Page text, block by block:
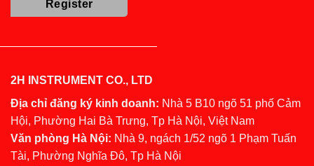
2H INSTRUMENT CO., LTD
Địa chỉ đăng ký kinh doanh: Nhà 5 B10 ngõ 51 phố Cảm
Hội, Phường Hai Bà Trưng, Tp Hà Nội, Việt Nam
Văn phòng Hà Nội: Nhà 9, ngách 1/52 ngõ 1 Phạm Tuấn
Tài, Phường Nghĩa Đô, Tp Hà Nội